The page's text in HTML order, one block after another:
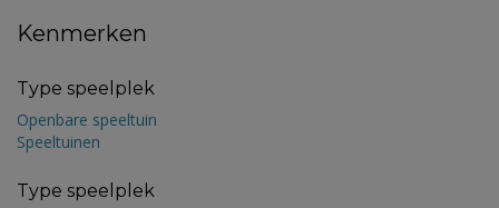
Kenmerken
Type speelplek
Openbare speeltuin
Speeltuinen
Type speelplek